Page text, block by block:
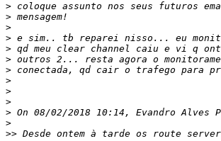
>
>
>
>
>
>
>
>
>
>
>
>
>>